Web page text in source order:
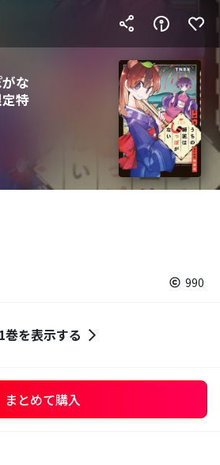
な
特
990
巻を表示する
まとめて購入